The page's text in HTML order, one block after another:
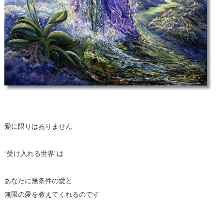
愛に限りはありません
“受け入れる世界”は
あなたに無条件の愛と
無限の愛を教えてくれるのです